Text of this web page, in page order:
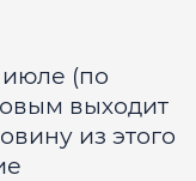
(по
выходит
из этого